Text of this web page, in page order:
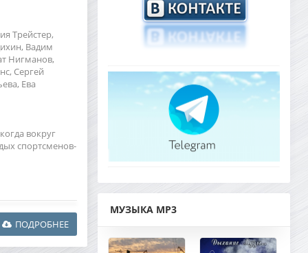
Трейстер,
Вадим
Нигманов,
Сергей
Ева
вокруг
спортсменов-
ПОДРОБНЕЕ
МУЗЫКА MP3